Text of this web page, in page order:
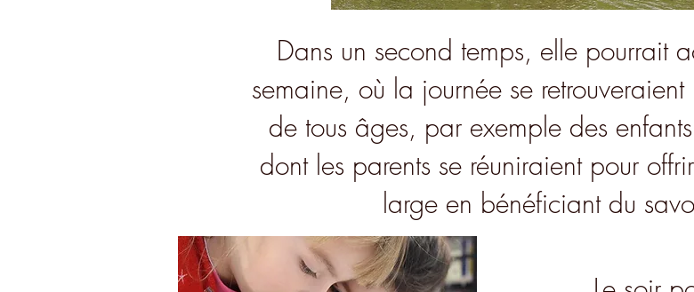
Dans un second temps, elle pourrait
semaine, où la journée se
de tous âges, par exemple des
dont les parents se réuniraient pour
large en bénéficiant du